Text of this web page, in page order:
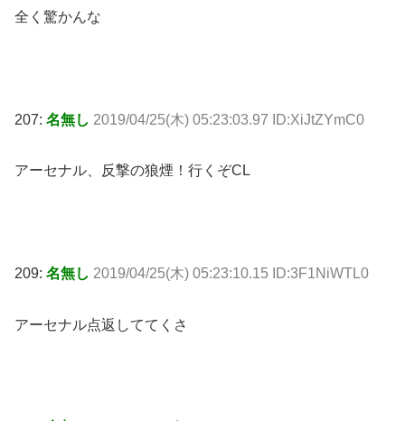
全く驚かんな
207: 名無し 2019/04/25(木) 05:23:03.97 ID:XiJtZYmC0
アーセナル、反撃の狼煙！行くぞCL
209: 名無し 2019/04/25(木) 05:23:10.15 ID:3F1NiWTL0
アーセナル点返しててくさ